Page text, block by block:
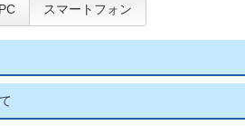
PC スマートフォン